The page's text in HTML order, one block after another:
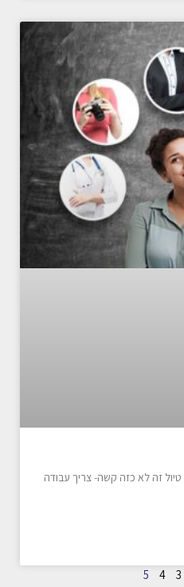
זה לא כזה קשה- צריך עבודה
3
4
5